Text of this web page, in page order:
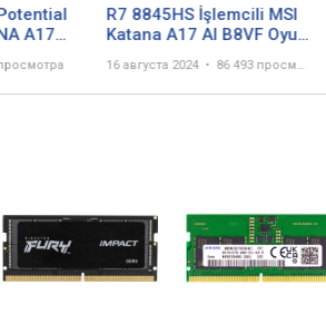
A17
R7 8845HS İşlemcili MSI
Katana A17 AI B8VF Oyun
16 августа 2024 86 493 просмотра